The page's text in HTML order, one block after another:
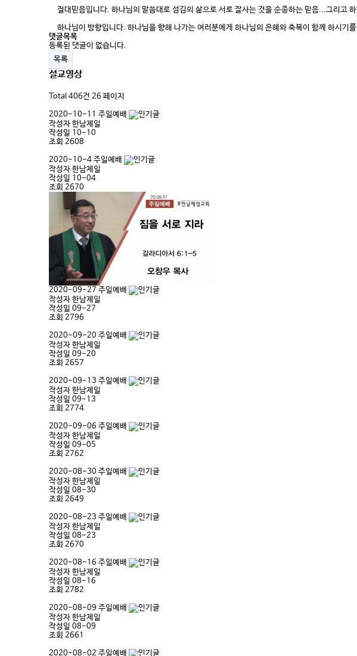
절대믿음입니다. 하나님의 말씀대로 섬김의 삶으로 서로 잘사는 것을 순종하는 믿음...그리고
하나님이 방향입니다. 하나님을 향해 나가는 여러분에게 하나님의 은혜와 축복이 함께 하시기
댓글목록
등록된 댓글이 없습니다.
목록
설교영상
Total 406건 26 페이지
2020-10-11 주일예배​
작성자 한남제일
작성일 10-10
조회 2608
2020-10-4 주일예배​
작성자 한남제일
작성일 10-04
조회 2670
2020-09-27 주일예배​
작성자 한남제일
작성일 09-27
조회 2796
2020-09-20 주일예배
작성자 한남제일
작성일 09-20
조회 2657
2020-09-13 주일예배
작성자 한남제일
작성일 09-13
조회 2774
2020-09-06 주일예배
작성자 한남제일
작성일 09-05
조회 2762
2020-08-30 주일예배
작성자 한남제일
작성일 08-30
조회 2649
2020-08-23 주일예배
작성자 한남제일
작성일 08-23
조회 2670
2020-08-16 주일예배
작성자 한남제일
작성일 08-16
조회 2782
2020-08-09 주일예배
작성자 한남제일
작성일 08-09
조회 2661
2020-08-02 주일예배